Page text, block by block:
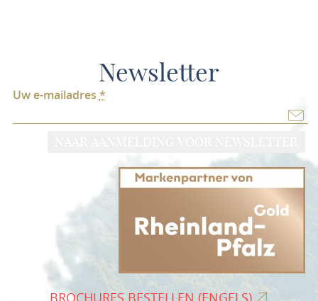
Newsletter
Uw e-mailadres *
BROCHURES BESTELLEN (ENGELS)